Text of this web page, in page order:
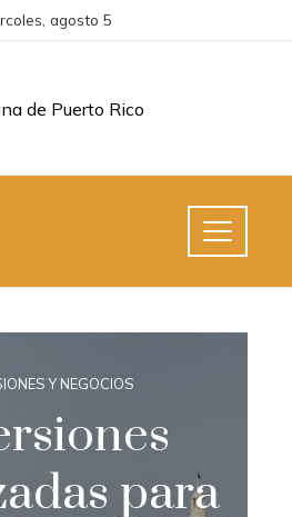
agosto 5
Y NEGOCIOS
para